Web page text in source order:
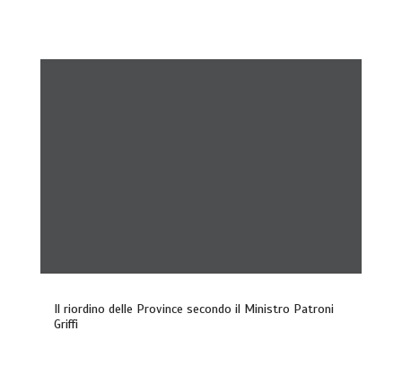
Il riordino delle Province secondo il Ministro Patroni
Griffi